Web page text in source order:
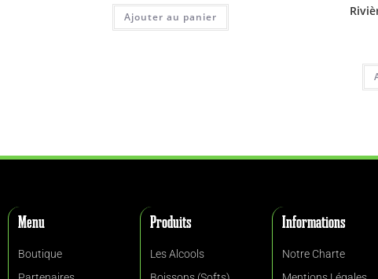
Ajouter au panier
Menu
Boutique
Produits
Les Alcools
Informations
Notre Charte